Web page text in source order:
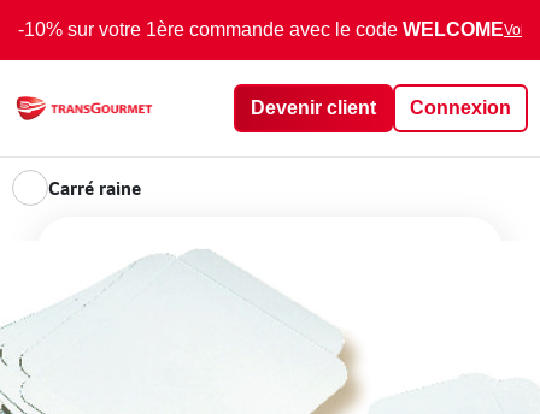
-10% sur votre 1ère commande avec le code WELCOMEVoir
Devenir client Connexion
Carré raine